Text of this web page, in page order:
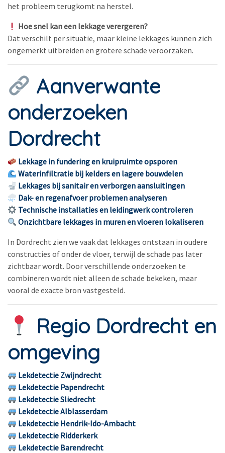
het probleem terugkomt na herstel.
Hoe snel kan een lekkage verergeren?
Dat verschilt per situatie, maar kleine lekkages kunnen zich
ongemerkt uitbreiden en grotere schade veroorzaken.
Aanverwante
onderzoeken
Dordrecht
Lekkage in fundering en kruipruimte opsporen
Waterinfiltratie bij kelders en lagere bouwdelen
Lekkages bij sanitair en verborgen aansluitingen
Dak- en regenafvoer problemen analyseren
Technische installaties en leidingwerk controleren
Onzichtbare lekkages in muren en vloeren lokaliseren
In Dordrecht zien we vaak dat lekkages ontstaan in oudere
constructies of onder de vloer, terwijl de schade pas later
zichtbaar wordt. Door verschillende onderzoeken te
combineren wordt niet alleen de schade bekeken, maar
vooral de exacte bron vastgesteld.
Regio Dordrecht en
omgeving
Lekdetectie Zwijndrecht
Lekdetectie Papendrecht
Lekdetectie Sliedrecht
Lekdetectie Alblasserdam
Lekdetectie Hendrik-Ido-Ambacht
Lekdetectie Ridderkerk
Lekdetectie Barendrecht